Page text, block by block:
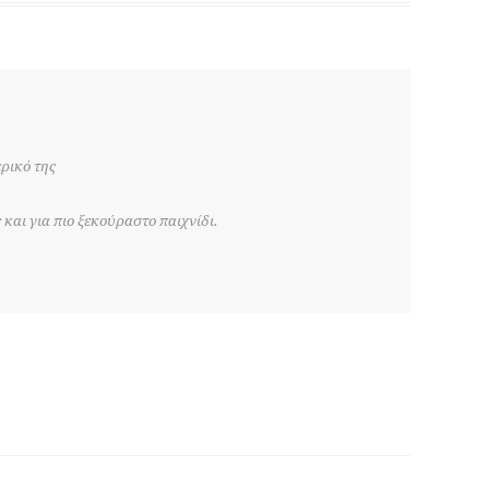
της
για πιο ξεκούραστο παιχνίδι.